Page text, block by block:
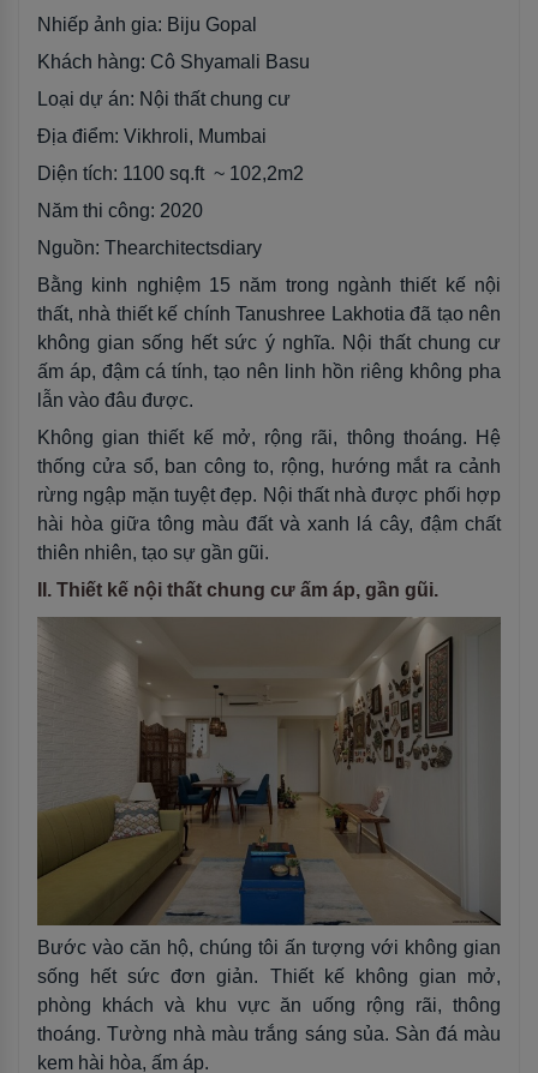
Nhiếp ảnh gia: Biju Gopal
Khách hàng: Cô Shyamali Basu
Loại dự án: Nội thất chung cư
Địa điểm: Vikhroli, Mumbai
Diện tích: 1100 sq.ft ~ 102,2m2
Năm thi công: 2020
Nguồn: Thearchitectsdiary
Bằng kinh nghiệm 15 năm trong ngành thiết kế nội
thất, nhà thiết kế chính Tanushree Lakhotia đã tạo nên
không gian sống hết sức ý nghĩa. Nội thất chung cư
ấm áp, đậm cá tính, tạo nên linh hồn riêng không pha
lẫn vào đâu được.
Không gian thiết kế mở, rộng rãi, thông thoáng. Hệ
thống cửa sổ, ban công to, rộng, hướng mắt ra cảnh
rừng ngập mặn tuyệt đẹp. Nội thất nhà được phối hợp
hài hòa giữa tông màu đất và xanh lá cây, đậm chất
thiên nhiên, tạo sự gần gũi.
II. Thiết kế nội thất chung cư ấm áp, gần gũi.
Bước vào căn hộ, chúng tôi ấn tượng với không gian
sống hết sức đơn giản. Thiết kế không gian mở,
phòng khách và khu vực ăn uống rộng rãi, thông
thoáng. Tường nhà màu trắng sáng sủa. Sàn đá màu
kem hài hòa, ấm áp.